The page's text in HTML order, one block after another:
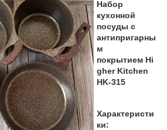
Набор
кухонной
посуды с
антипригарны
м
покрытием Hi
gher Kitchen
HK-315
Характеристи
ки: